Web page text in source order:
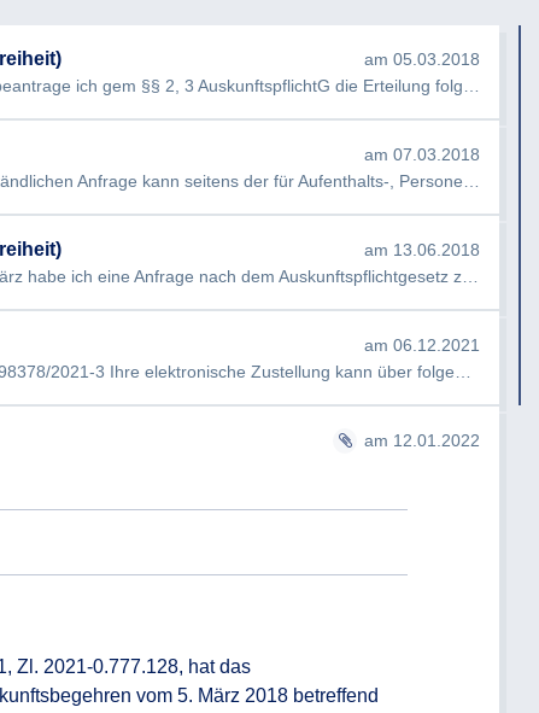
um die Beantwortung meiner Anfrage!
am 05.03.2018
am 07.03.2018
am 13.06.2018
am 06.12.2021
am 12.01.2022
Zl. 2021-0.777.128, hat das
vom 5. März 2018 betreffend